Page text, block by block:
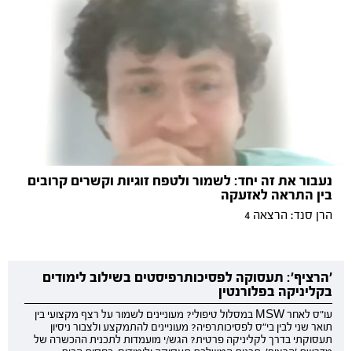
נעבור את זה יחד: לשמור ולטפח זוגיות וקשרים קרובים
בין התראה לאזעקה
הרן סנד: הרצאה 4
'הרציף': תעסוקה לפסיכותרפיסטים בשילוב לימודים
בקליניקה בפלורנטין
עו"ס לאחר MSW במסלול טיפולי? מעוניינים לשמור על רצף מקצועי בין
תואר שני לבין בי"ס לפסיכותרפיה? מעוניינים להתמקצע ולצבור ניסיון
תעסוקתי בדרך לקליניקה פרטית? הגש/י מועמדות לתכנית ההכשרה של